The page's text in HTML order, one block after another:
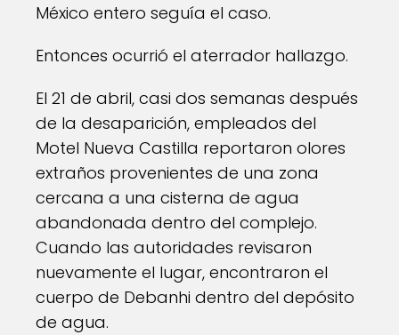
México entero seguía el caso.
Entonces ocurrió el aterrador hallazgo.
El 21 de abril, casi dos semanas después
de la desaparición, empleados del
Motel Nueva Castilla reportaron olores
extraños provenientes de una zona
cercana a una cisterna de agua
abandonada dentro del complejo.
Cuando las autoridades revisaron
nuevamente el lugar, encontraron el
cuerpo de Debanhi dentro del depósito
de agua.